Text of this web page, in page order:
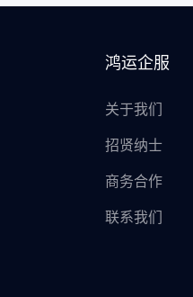
鸿运企服
关于我们
招贤纳士
商务合作
联系我们